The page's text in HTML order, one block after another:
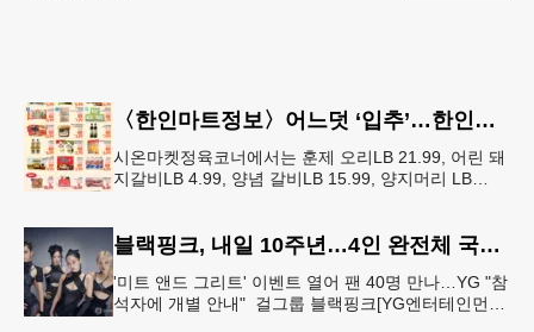
〈한인마트정보〉어느덧 ‘입추’…한인마트 먹거리로 가족 입맛 챙기기
시온마켓정육코너에서는 훈제 오리LB 21.99, 어린 돼
지갈비LB 4.99, 양념 갈비LB 15.99, 양지머리 LB
블랙핑크, 내일 10주년…4인 완전체 국중박서 팬 행사
'미트 앤드 그리트' 이벤트 열어 팬 40명 만나…YG "참
석자에 개별 안내" 걸그룹 블랙핑크[YG엔터테인먼트